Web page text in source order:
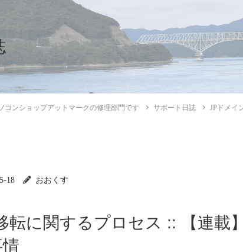
コンショップアットマークの修理部門です サポート日誌 JPドメイ
18
おおくす
転に関するプロセス :: 【連載】